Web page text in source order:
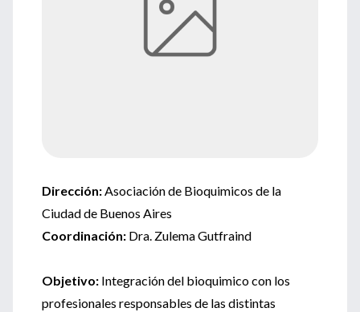
Dirección:Asociación de Bioquimicos de la
Ciudad de Buenos Aires
Coordinación: Dra. Zulema Gutfraind
Objetivo: Integración del bioquimico con los
profesionales responsables de las distintas